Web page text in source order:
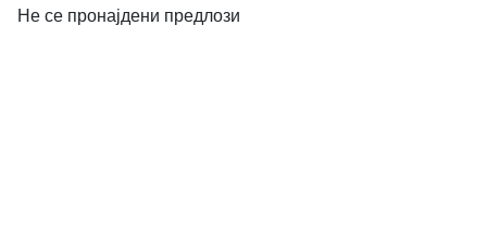
Не се пронајдени предлози